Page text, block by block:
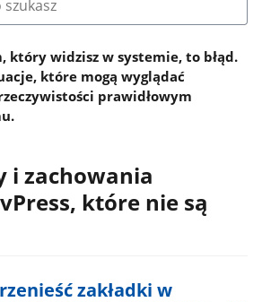
minimum
3
aby
rozpocząć
wyszukiwanie,
się
automatycznie.
Przejdź
wyszukiwania.
który widzisz w systemie, to błąd.
które mogą wyglądać
prawidłowym
i zachowania
które nie są
zakładki w